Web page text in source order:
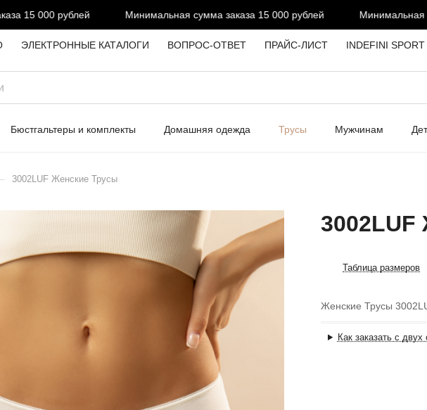
15 000 рублей Минимальная сумма заказа 15 000 рублей Минимальная
ЭЛЕКТРОННЫЕ КАТАЛОГИ ВОПРОС-ОТВЕТ ПРАЙС-ЛИСТ INDEFINI SPORT
Бюстгальтеры и комплекты Домашняя одежда Трусы Мужчинам
3002LUF Женские Трусы
Таблица размеров
Женские Трусы
Как заказать с двух